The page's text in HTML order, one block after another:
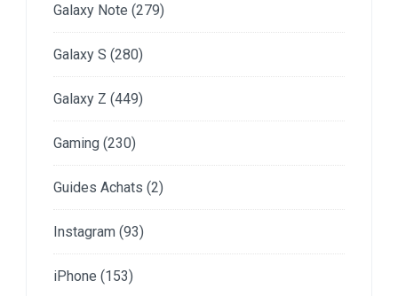
Galaxy Note (279)
Galaxy S (280)
Galaxy Z (449)
Gaming (230)
Guides Achats (2)
Instagram (93)
iPhone (153)